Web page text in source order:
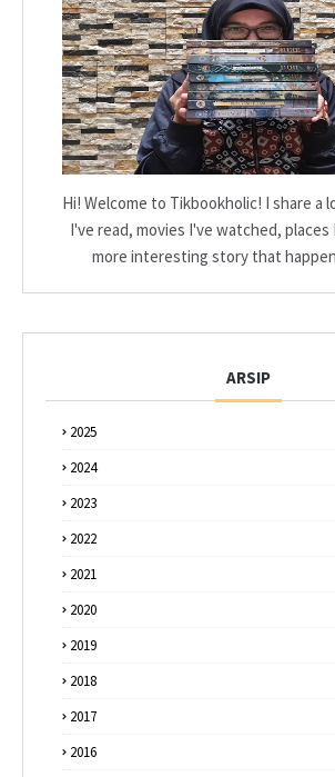
Hi! Welcome to Tikbookholic! I share a
I've read, movies I've watched, places
more interesting story that
ARSIP
2025
2024
2023
2022
2021
2020
2019
2018
2017
2016